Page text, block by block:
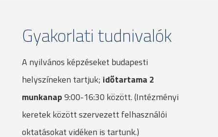
Gyakorlati tudnivalók
A nyilvános képzéseket budapesti
helyszíneken tartjuk; időtartama 2
munkanap9:00-16:30 között. (Intézményi
keretek között szervezett felhasználói
oktatásokat vidéken is tartunk.)